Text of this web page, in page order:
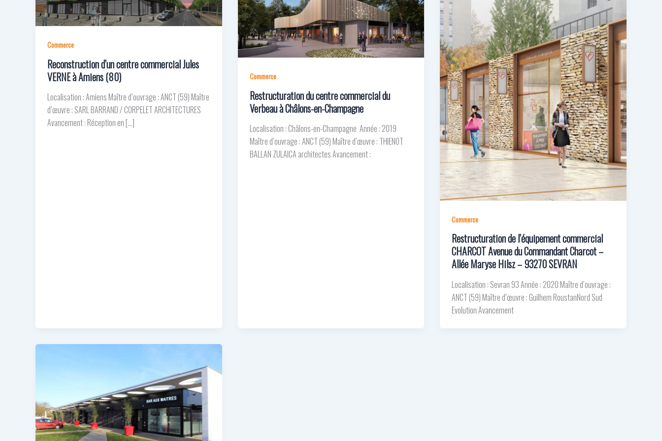
Commerce
Reconstruction d’un centre commercial Jules
VERNE à Amiens (80)
Localisation : Amiens Maître d’ouvrage : ANCT (59) Maître
d’œuvre : SARL BARRAND / CORPELET ARCHITECTURES
Avancement : Réception en […]
Commerce
Restructuration du centre commercial du
Verbeau à Châlons-en-Champagne
Localisation : Châlons-en-Champagne Année : 2019
Maître d’ouvrage : ANCT (59) Maître d’œuvre : THIENOT
BALLAN ZULAICA architectes Avancement :
Commerce
Restructuration de l’équipement commercial
CHARCOT Avenue du Commandant Charcot –
Allée Maryse Hilsz – 93270 SEVRAN
Localisation : Sevran 93 Année : 2020 Maître d’ouvrage :
ANCT (59) Maître d’œuvre : Guilhem RoustanNord Sud
Evolution Avancement